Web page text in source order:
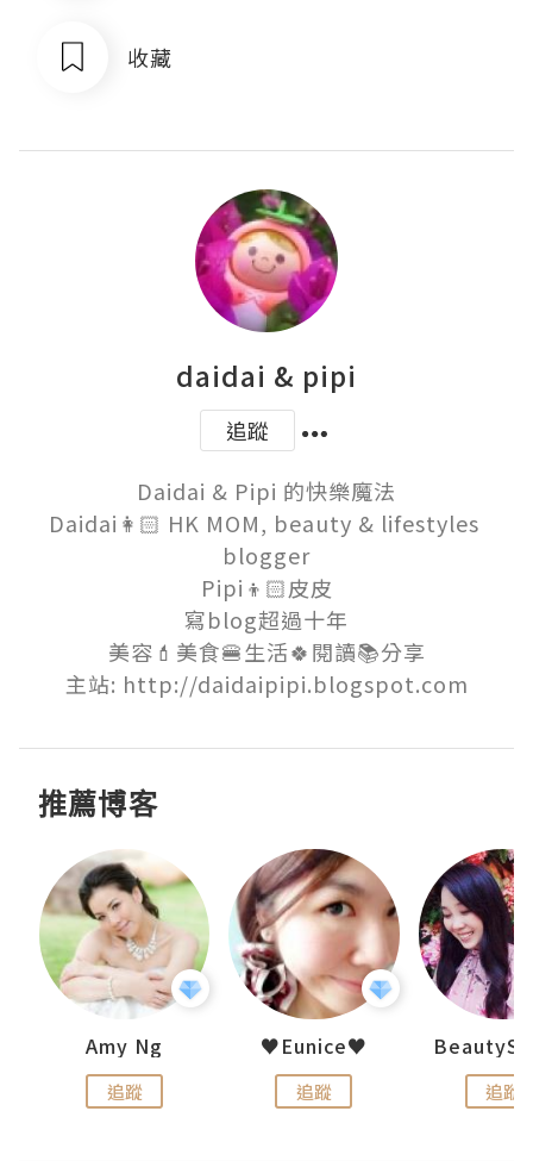
收藏
daidai & pipi
追蹤
Daidai & Pipi 的快樂魔法
Daidai👩🏻 HK MOM, beauty & lifestyles
blogger
Pipi👦🏻皮皮
寫blog超過十年
美容💄美食🍔生活🍀閱讀📚分享
主站: http://daidaipipi.blogspot.com
推薦博客
Amy Ng
追蹤
♥Eunice♥
追蹤 追蹤